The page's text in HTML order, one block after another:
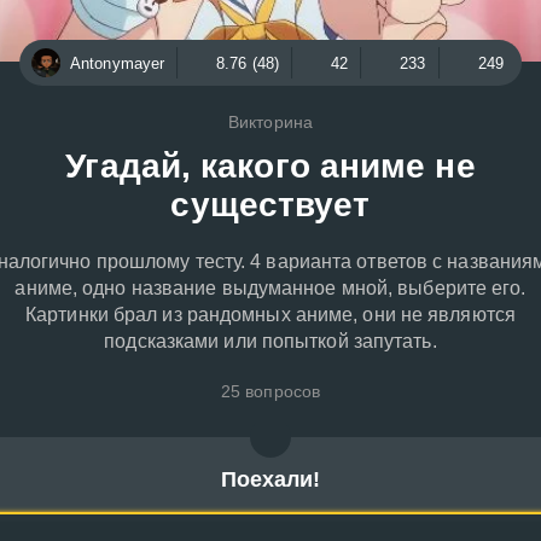
Antonymayer 8.76 (48) 42 233 249
Викторина
Угадай, какого аниме не
существует
прошлому тесту. 4 варианта ответов с
аниме, одно название выдуманное мной, выберите его.
Картинки брал из рандомных аниме, они не являются
подсказками или попыткой запутать.
25 вопросов
Поехали!